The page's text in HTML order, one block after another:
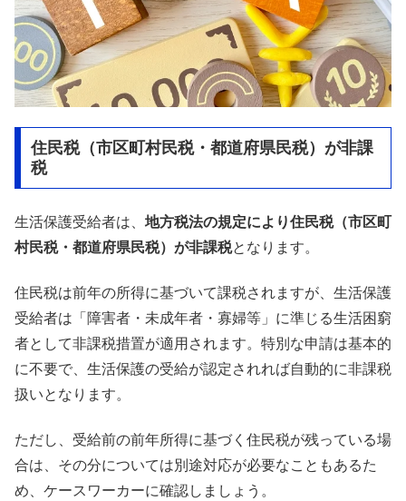
住民税（市区町村民税・都道府県民税）が非課
税
生活保護受給者は、 地方税法の規定により住民税（市区町
村民税・都道府県民税）が非課税となります。
住民税は前年の所得に基づいて課税されますが、生活保護
受給者は「障害者・未成年者・寡婦等」に準じる生活困窮
者として非課税措置が適用されます。特別な申請は基本的
に不要で、生活保護の受給が認定されれば自動的に非課税
扱いとなります。
ただし、受給前の前年所得に基づく住民税が残っている場
合は、その分については別途対応が必要なこともあるた
め、ケースワーカーに確認しましょう。